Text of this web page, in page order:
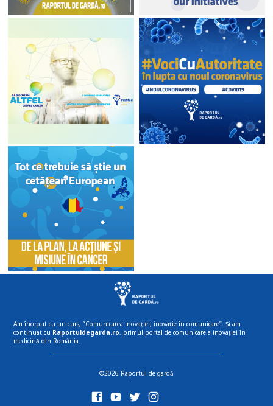
Am început cu un curs, “Comunicarea inovației, inovație în comunicare”. Și am
continuat cu Raportuldegarda.ro, primul portal de comunicare a inovației în
medicină din România.
©2026 Raportul de gardă